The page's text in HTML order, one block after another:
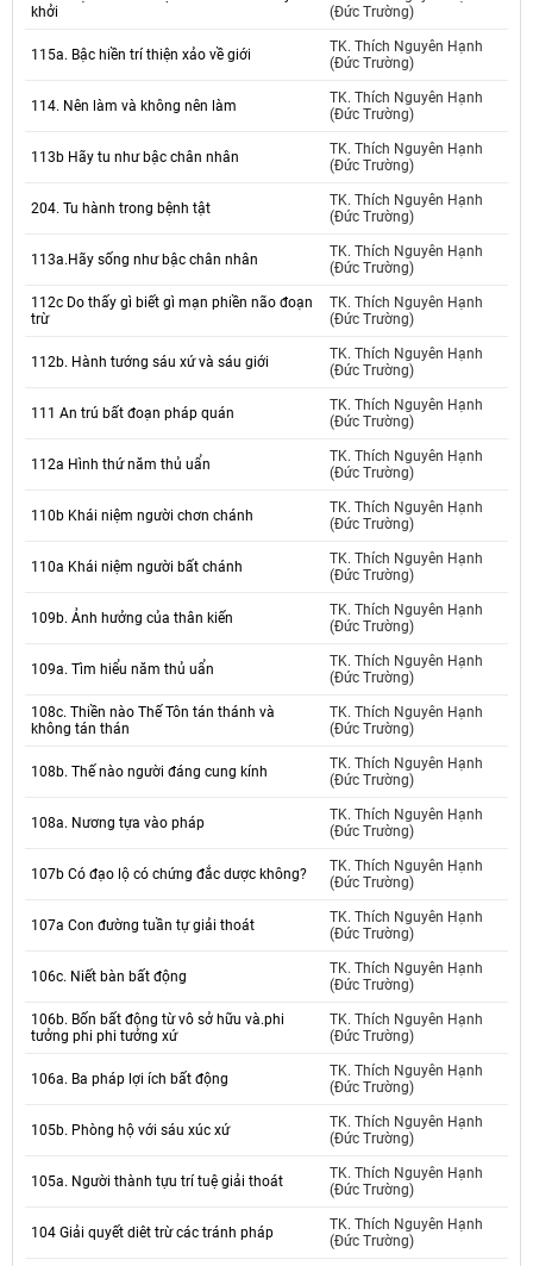
khởi
(Đức Trường)
115a. Bậc hiền trí thiện xảo về giới
TK. Thích Nguyên Hạnh
(Đức Trường)
114. Nên làm và không nên làm
TK. Thích Nguyên Hạnh
(Đức Trường)
113b Hãy tu như bậc chân nhân
TK. Thích Nguyên Hạnh
(Đức Trường)
204. Tu hành trong bệnh tật
TK. Thích Nguyên Hạnh
(Đức Trường)
113a.Hãy sống như bậc chân nhân
TK. Thích Nguyên Hạnh
(Đức Trường)
112c Do thấy gì biết gì mạn phiền não đoạn
trừ
TK. Thích Nguyên Hạnh
(Đức Trường)
112b. Hành tướng sáu xứ và sáu giới
TK. Thích Nguyên Hạnh
(Đức Trường)
111 An trú bất đoạn pháp quán
TK. Thích Nguyên Hạnh
(Đức Trường)
112a Hình thứ năm thủ uẩn
TK. Thích Nguyên Hạnh
(Đức Trường)
110b Khái niệm người chơn chánh
TK. Thích Nguyên Hạnh
(Đức Trường)
110a Khái niệm người bất chánh
TK. Thích Nguyên Hạnh
(Đức Trường)
109b. Ảnh hưởng của thân kiến
TK. Thích Nguyên Hạnh
(Đức Trường)
109a. Tìm hiểu năm thủ uẩn
TK. Thích Nguyên Hạnh
(Đức Trường)
108c. Thiền nào Thế Tôn tán thánh và
không tán thán
TK. Thích Nguyên Hạnh
(Đức Trường)
108b. Thế nào người đáng cung kính
TK. Thích Nguyên Hạnh
(Đức Trường)
108a. Nương tựa vào pháp
TK. Thích Nguyên Hạnh
(Đức Trường)
107b Có đạo lộ có chứng đắc dược không?
TK. Thích Nguyên Hạnh
(Đức Trường)
107a Con đường tuần tự giải thoát
TK. Thích Nguyên Hạnh
(Đức Trường)
106c. Niết bàn bất động
TK. Thích Nguyên Hạnh
(Đức Trường)
106b. Bốn bất động từ vô sở hữu và.phi
tưởng phi phi tưởng xứ
TK. Thích Nguyên Hạnh
(Đức Trường)
106a. Ba pháp lợi ích bất động
TK. Thích Nguyên Hạnh
(Đức Trường)
105b. Phòng hộ với sáu xúc xứ
TK. Thích Nguyên Hạnh
(Đức Trường)
105a. Người thành tựu trí tuệ giải thoát
TK. Thích Nguyên Hạnh
(Đức Trường)
104 Giải quyết diêt trừ các tránh pháp
TK. Thích Nguyên Hạnh
(Đức Trường)